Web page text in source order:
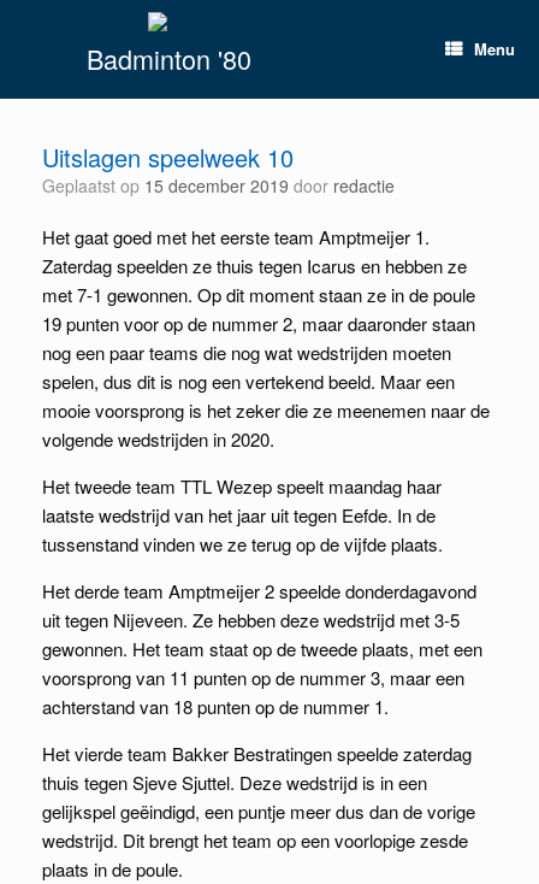
Badminton '80 Menu
Uitslagen speelweek 10
Geplaatst op 15 december 2019 door redactie
Het gaat goed met het eerste team Amptmeijer 1.
Zaterdag speelden ze thuis tegen Icarus en hebben ze
met 7-1 gewonnen. Op dit moment staan ze in de poule
19 punten voor op de nummer 2, maar daaronder staan
nog een paar teams die nog wat wedstrijden moeten
spelen, dus dit is nog een vertekend beeld. Maar een
mooie voorsprong is het zeker die ze meenemen naar de
volgende wedstrijden in 2020.
Het tweede team TTL Wezep speelt maandag haar
laatste wedstrijd van het jaar uit tegen Eefde. In de
tussenstand vinden we ze terug op de vijfde plaats.
Het derde team Amptmeijer 2 speelde donderdagavond
uit tegen Nijeveen. Ze hebben deze wedstrijd met 3-5
gewonnen. Het team staat op de tweede plaats, met een
voorsprong van 11 punten op de nummer 3, maar een
achterstand van 18 punten op de nummer 1.
Het vierde team Bakker Bestratingen speelde zaterdag
thuis tegen Sjeve Sjuttel. Deze wedstrijd is in een
gelijkspel geëindigd, een puntje meer dus dan de vorige
wedstrijd. Dit brengt het team op een voorlopige zesde
plaats in de poule.